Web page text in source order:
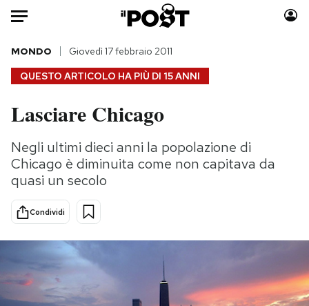
Auto
HOME
Italia
Politica
Tecnologia
Scienza
Economia
Sport
Consumismi
Storie/Idee
Mondiali calcio 2026
QUESTO ARTICOLO HA PIÙ DI 15 ANNI
MONDO Giovedì 17 febbraio 2011
Lasciare Chicago
Negli ultimi dieci anni la popolazione di
Chicago è diminuita come non capitava da
quasi un secolo
Condividi